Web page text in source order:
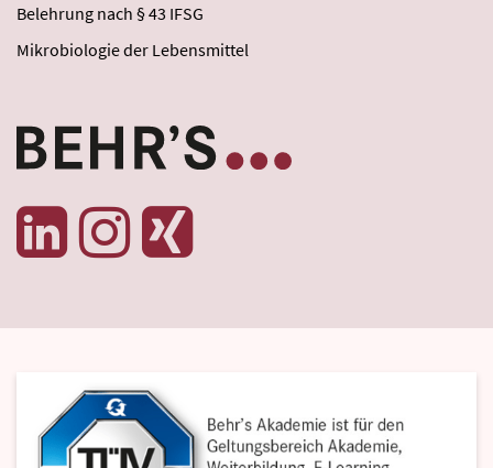
Belehrung nach § 43 IFSG
Mikrobiologie der Lebensmittel